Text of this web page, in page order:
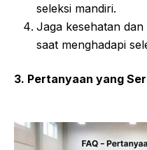
seleksi mandiri.
Jaga kesehatan
saat menghadapi
3. Pertanyaan yang